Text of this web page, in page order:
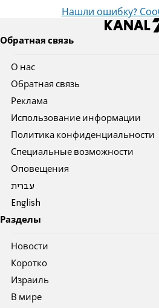
Нашли ошибку?
Обратная связь
О нас
Обратная связь
Реклама
Использование информации
Политика конфиденциальности
Специальные возможности
Оповещения
עברית
English
Разделы
Новости
Коротко
Израиль
В мире